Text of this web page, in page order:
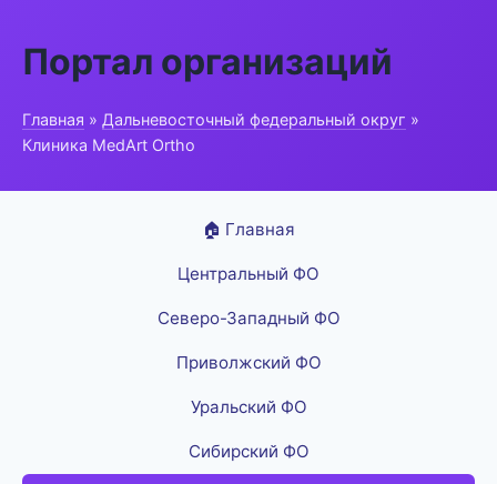
Портал организаций
Главная » Дальневосточный федеральный округ »
Клиника MedArt Ortho
🏠 Главная
Центральный ФО
Северо-Западный ФО
Приволжский ФО
Уральский ФО
Сибирский ФО